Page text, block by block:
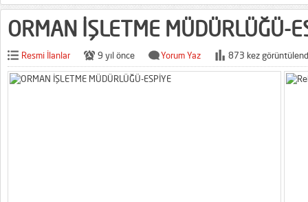
ORMAN İŞLETME MÜDÜRLÜĞÜ-
Resmi İlanlar 9 yıl önce Yorum Yaz 873 kez